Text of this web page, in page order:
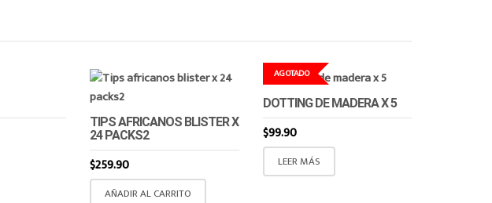
TIPS AFRICANOS BLISTER X
24 PACKS2
$259.90
AÑADIR AL CARRITO
AGOTADO
DOTTING DE MADERA X 5
$99.90
LEER MÁS